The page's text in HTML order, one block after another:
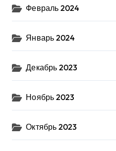
Февраль 2024
Январь 2024
Декабрь 2023
Ноябрь 2023
Октябрь 2023